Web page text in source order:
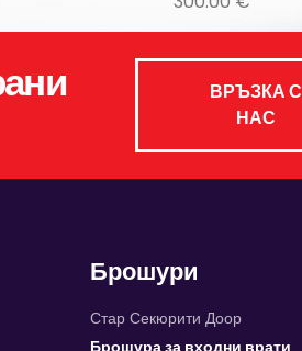
ВРЪЗКА С
НАС
Брошури
Стар Секюрити Доор
Брошура за входни врати